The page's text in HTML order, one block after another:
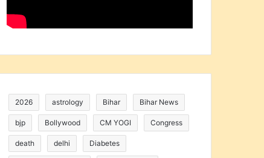
2026 astrology Bihar Bihar News
bjp Bollywood CM YOGI Congress
death delhi Diabetes